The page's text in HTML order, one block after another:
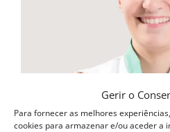
Gerir o
Para fornecer as melhores
cookies para armazenar e/ou aceder a